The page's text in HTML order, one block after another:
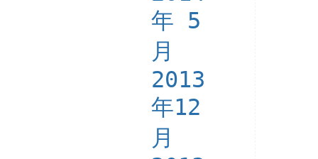
年 5
月
2013
年12
月